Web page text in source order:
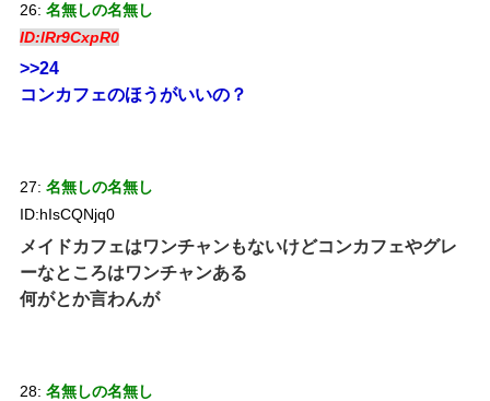
26: 名無しの名無し
ID:lRr9CxpR0
>>24
コンカフェのほうがいいの？
27: 名無しの名無し
ID:hIsCQNjq0
メイドカフェはワンチャンもないけどコンカフェやグレ
ーなところはワンチャンある
何がとか言わんが
28: 名無しの名無し